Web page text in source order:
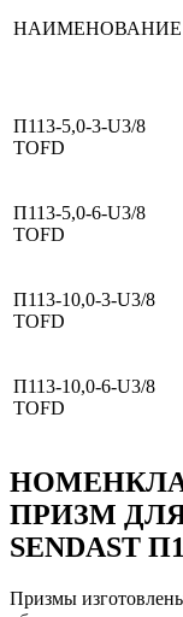
НАИМЕНОВАНИЕ
П113-5,0-3-U3/8
TOFD
П113-5,0-6-U3/8
TOFD
П113-10,0-3-U3/8
TOFD
П113-10,0-6-U3/8
TOFD
ПРИЗМ
SENDAST
Призмы